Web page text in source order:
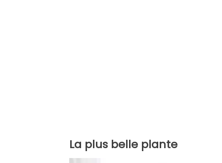
La plus belle plante